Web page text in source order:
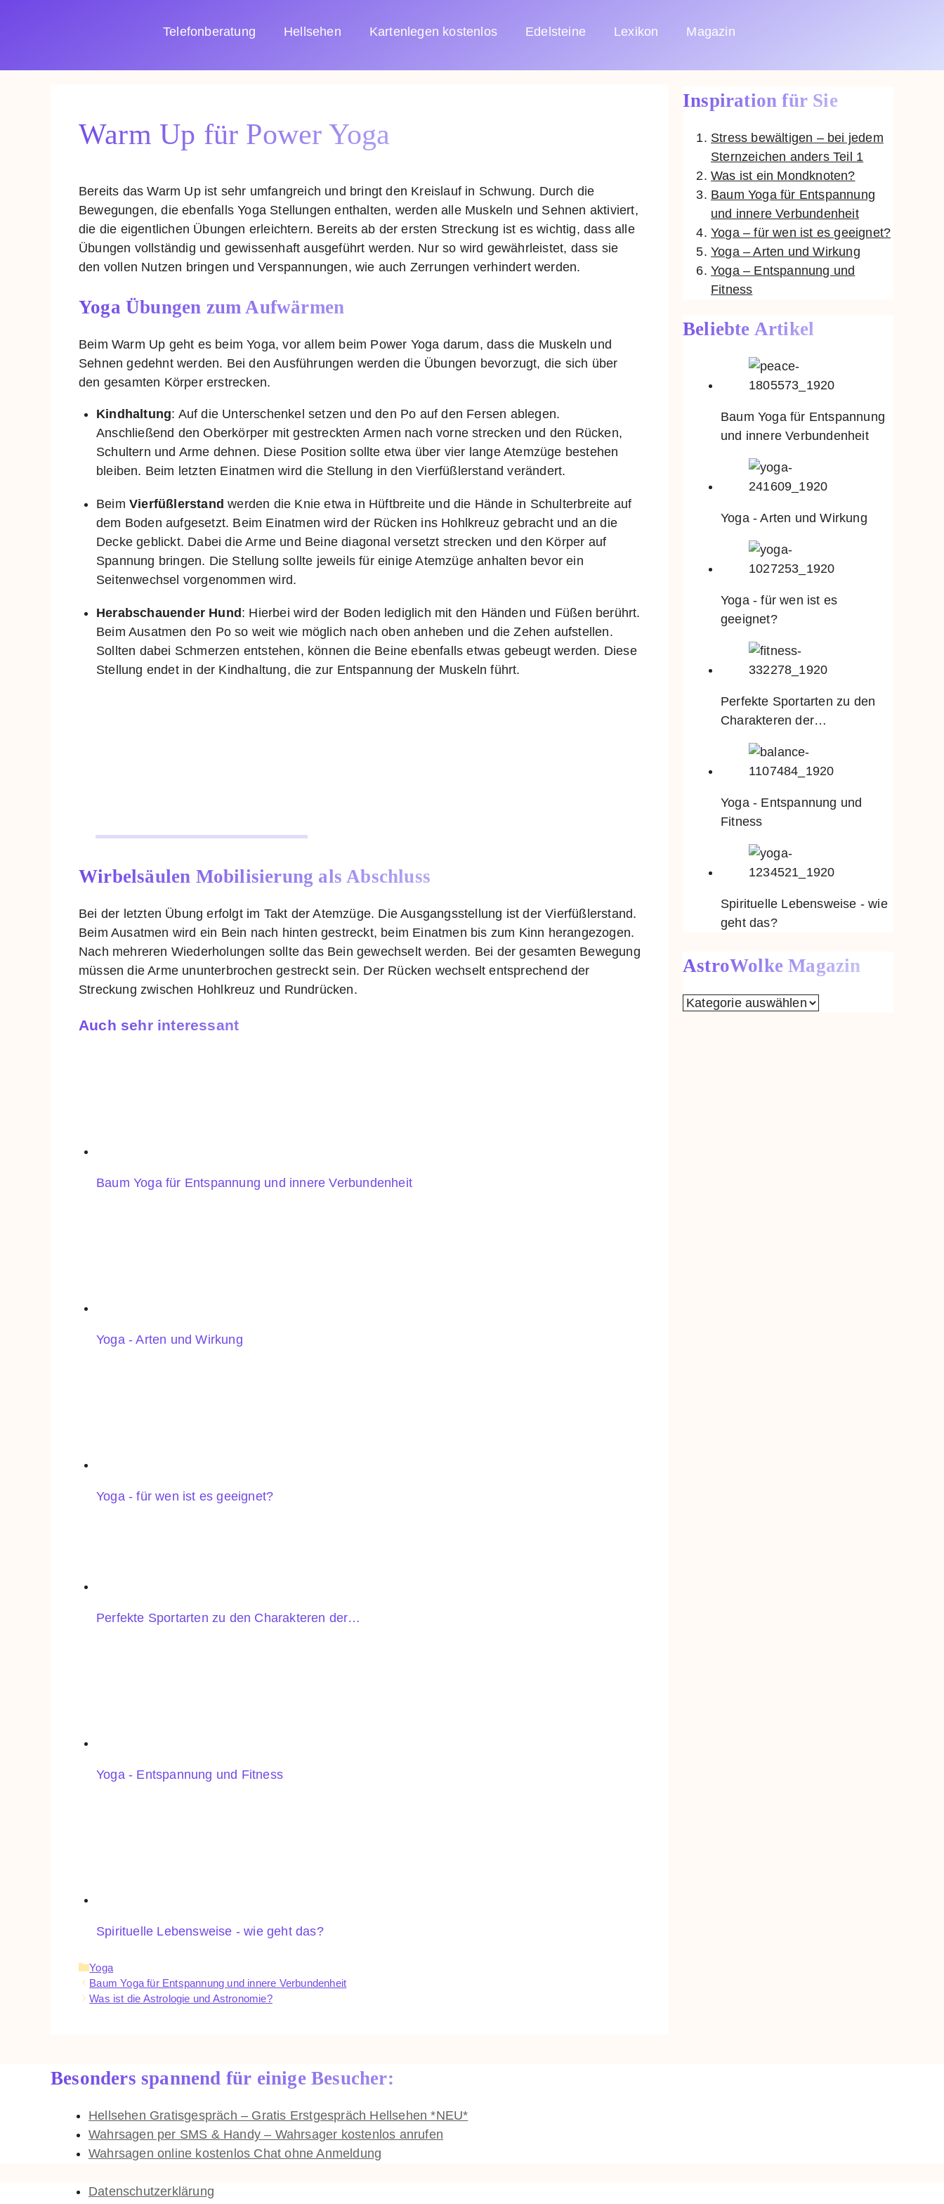
Telefonberatung Hellsehen Kartenlegen kostenlos Edelsteine Lexikon Magazin
Warm Up für Power Yoga
Bereits das Warm Up ist sehr umfangreich und bringt den Kreislauf in Schwung. Durch die
Bewegungen, die ebenfalls Yoga Stellungen enthalten, werden alle Muskeln und Sehnen aktiviert,
die die eigentlichen Übungen erleichtern. Bereits ab der ersten Streckung ist es wichtig, dass alle
Übungen vollständig und gewissenhaft ausgeführt werden. Nur so wird gewährleistet, dass sie
den vollen Nutzen bringen und Verspannungen, wie auch Zerrungen verhindert werden.
Yoga Übungen zum Aufwärmen
Beim Warm Up geht es beim Yoga, vor allem beim Power Yoga darum, dass die Muskeln und
Sehnen gedehnt werden. Bei den Ausführungen werden die Übungen bevorzugt, die sich über
den gesamten Körper erstrecken.
Kindhaltung: Auf die Unterschenkel setzen und den Po auf den Fersen ablegen.
Anschließend den Oberkörper mit gestreckten Armen nach vorne strecken und den Rücken,
Schultern und Arme dehnen. Diese Position sollte etwa über vier lange Atemzüge bestehen
bleiben. Beim letzten Einatmen wird die Stellung in den Vierfüßlerstand verändert.
Beim Vierfüßlerstand werden die Knie etwa in Hüftbreite und die Hände in Schulterbreite auf
dem Boden aufgesetzt. Beim Einatmen wird der Rücken ins Hohlkreuz gebracht und an die
Decke geblickt. Dabei die Arme und Beine diagonal versetzt strecken und den Körper auf
Spannung bringen. Die Stellung sollte jeweils für einige Atemzüge anhalten bevor ein
Seitenwechsel vorgenommen wird.
Herabschauender Hund: Hierbei wird der Boden lediglich mit den Händen und Füßen berührt.
Beim Ausatmen den Po so weit wie möglich nach oben anheben und die Zehen aufstellen.
Sollten dabei Schmerzen entstehen, können die Beine ebenfalls etwas gebeugt werden. Diese
Stellung endet in der Kindhaltung, die zur Entspannung der Muskeln führt.
Wirbelsäulen Mobilisierung als Abschluss
Bei der letzten Übung erfolgt im Takt der Atemzüge. Die Ausgangsstellung ist der Vierfüßlerstand.
Beim Ausatmen wird ein Bein nach hinten gestreckt, beim Einatmen bis zum Kinn herangezogen.
Nach mehreren Wiederholungen sollte das Bein gewechselt werden. Bei der gesamten Bewegung
müssen die Arme ununterbrochen gestreckt sein. Der Rücken wechselt entsprechend der
Streckung zwischen Hohlkreuz und Rundrücken.
Auch sehr interessant
Baum Yoga für Entspannung und innere Verbundenheit
Yoga - Arten und Wirkung
Yoga - für wen ist es geeignet?
Perfekte Sportarten zu den Charakteren der…
Yoga - Entspannung und Fitness
Spirituelle Lebensweise - wie geht das?
Kategorien
Yoga
Baum Yoga für Entspannung und innere Verbundenheit
Was ist die Astrologie und Astronomie?
Inspiration für Sie
Stress bewältigen – bei jedem
Sternzeichen anders Teil 1
Was ist ein Mondknoten?
Baum Yoga für Entspannung
und innere Verbundenheit
Yoga – für wen ist es geeignet?
Yoga – Arten und Wirkung
Yoga – Entspannung und
Fitness
Beliebte Artikel
Baum Yoga für Entspannung
und innere Verbundenheit
Yoga - Arten und Wirkung
Yoga - für wen ist es
geeignet?
Perfekte Sportarten zu den
Charakteren der…
Yoga - Entspannung und
Fitness
Spirituelle Lebensweise - wie
geht das?
AstroWolke Magazin
AstroWolke
Besonders spannend für einige Besucher:
Hellsehen Gratisgespräch – Gratis Erstgespräch Hellsehen *NEU*
Wahrsagen per SMS & Handy – Wahrsager kostenlos anrufen
Wahrsagen online kostenlos Chat ohne Anmeldung
Datenschutzerklärung